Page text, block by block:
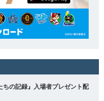
ちの記録』入場者プレゼント配